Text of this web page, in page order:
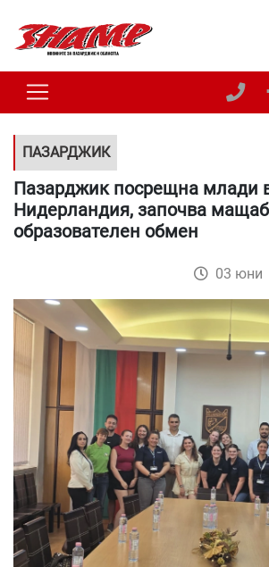
ПАЗАРДЖИК
Пазарджик посрещна млади
Нидерландия, започва
образователен обмен
03 юни